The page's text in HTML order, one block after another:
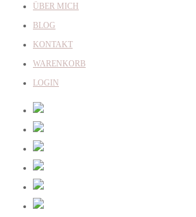
ÜBER MICH
BLOG
KONTAKT
WARENKORB
LOGIN